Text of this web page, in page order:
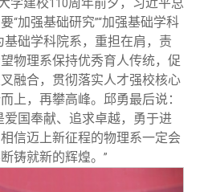
110
“加强基础研究”“加强基础学科
基础学科院系，重担在肩，责
物理系保持优秀育人传统，促
融合，贯彻落实人才强校核心
上，再攀高峰。邱勇最后说：
国奉献、追求卓越，勇于进
信迈上新征程的物理系一定会
铸就新的辉煌。 ”